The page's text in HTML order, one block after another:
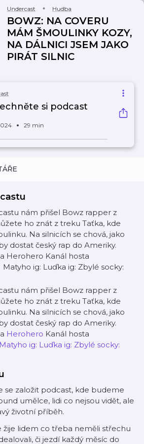
Undercast Hudba
BOWZ: NA COVERU
MÁM ŠMOULINKY KOZY,
NA DÁLNICI JSEM JAKO
PIRÁT SILNIC
si podcast
29 min
nám přišel Bowz rapper z
ho znát z treku Taťka, kde
Na silnicích se chová, jako
dostat český rap do Ameriky.
Herohero Kanál hosta
ig: Luďka ig: Zbylé socky:
nám přišel Bowz rapper z
ho znát z treku Taťka, kde
Na silnicích se chová, jako
dostat český rap do Ameriky.
Herohero Kanál hosta
Matyho ig: Luďka ig: Zbylé socky:
se založit podcast, kde budeme
umělce, lidi co nejsou vidět, ale
životní příběh.
žije lidem co třeba neměli střechu
či jezdí každý měsíc do